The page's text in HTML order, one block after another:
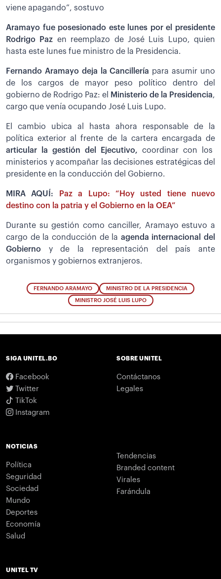
viene apagando”, sostuvo
Aramayo fue posesionado este lunes por el presidente
Rodrigo Paz en reemplazo de José Luis Lupo, quien
hasta este lunes fue ministro de la Presidencia.
Fernando Aramayo deja la Cancillería para asumir uno
de los cargos de mayor peso político dentro del
gobierno de Rodrigo Paz: el
Ministerio de la Presidencia,
cargo que venía ocupando José Luis Lupo.
El cambio ubica al hasta ahora responsable de la
política exterior al frente de la cartera encargada de
articular la gestión del Ejecutivo, coordinar con los
ministerios y acompañar las decisiones estratégicas del
presidente en la conducción del Gobierno.
MIRA AQUÍ:
Paz a Lupo: “Hoy usted tiene nuevo
destino con la patria y el Gobierno en la OEA”
Durante su gestión como canciller, Aramayo estuvo a
cargo de la conducción de la agenda internacional del
Gobierno y de la representación del país ante
organismos y gobiernos extranjeros.
FERNANDO ARAMAYO MINISTRO DE LA PRESIDENCIA
MINISTRO JOSÉ LUIS LUPO
SIGA UNITEL.BO
Facebook
Twitter
TikTok
Instagram
SOBRE UNITEL
Contáctanos
Legales
NOTICIAS
Política
Seguridad
Sociedad
Mundo
Deportes
Economía
Salud
Tendencias
Branded content
Virales
Farándula
UNITEL TV